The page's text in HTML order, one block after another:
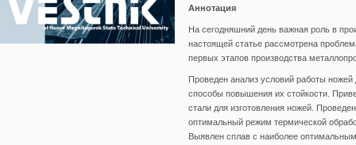
Аннотация
На сегодняшний день важная роль в
настоящей статье рассмотрена
первых этапов производства
Проведен анализ условий работы
способы повышения их стойкости.
стали для изготовления ножей.
оптимальный режим термической
Выявлен сплав с наиболее